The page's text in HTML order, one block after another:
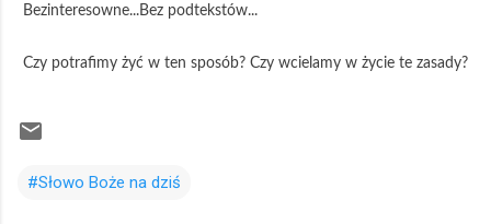
Bezinteresowne...Bez podtekstów...
Czy potrafimy żyć w ten sposób? Czy wcielamy w życie te zasady?
#Słowo Boże na dziś